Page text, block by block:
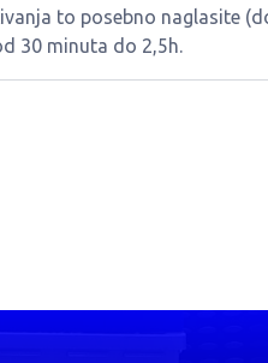
to posebno naglasite
30 minuta do 2,5h.